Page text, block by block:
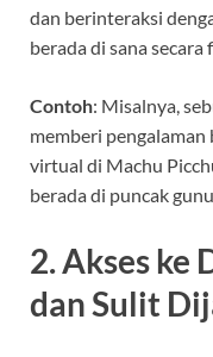
dan berinteraksi
berada di sana secara
Contoh: Misalnya,
memberi
virtual di Machu
berada di puncak
2.Akses ke
dan Sulit